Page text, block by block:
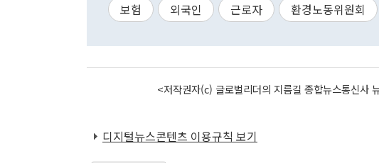
보험 외국인 근로자 환경노동위원회
<저작권자(c) 글로벌리더의 지름길 종합뉴스통신
디지털뉴스콘텐츠 이용규칙 보기